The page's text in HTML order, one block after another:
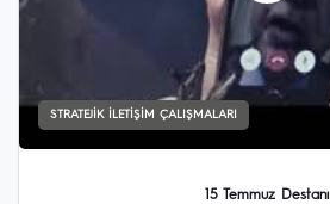
STRATEJIK İLETIŞIM ÇALIŞMALARI
15 Temmuz Destanı